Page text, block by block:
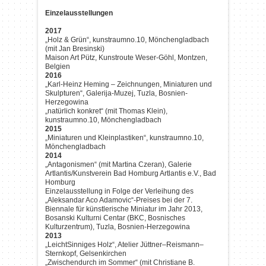
Einzelausstellungen
2017
„Holz & Grün“, kunstraumno.10, Mönchengladbach
(mit Jan Bresinski)
Maison Art Pütz, Kunstroute Weser-Göhl, Montzen,
Belgien
2016
„Karl-Heinz Heming – Zeichnungen, Miniaturen und
Skulpturen“, Galerija-Muzej, Tuzla, Bosnien-
Herzegowina
„natürlich konkret“ (mit Thomas Klein),
kunstraumno.10, Mönchengladbach
2015
„Miniaturen und Kleinplastiken“, kunstraumno.10,
Mönchengladbach
2014
„Antagonismen“ (mit Martina Czeran), Galerie
Artlantis/Kunstverein Bad Homburg Artlantis e.V., Bad
Homburg
Einzelausstellung in Folge der Verleihung des
„Aleksandar Aco Adamovic“-Preises bei der 7.
Biennale für künstlerische Miniatur im Jahr 2013,
Bosanski Kulturni Centar (BKC, Bosnisches
Kulturzentrum), Tuzla, Bosnien-Herzegowina
2013
„LeichtSinniges Holz“, Atelier Jüttner–Reismann–
Sternkopf, Gelsenkirchen
„Zwischendurch im Sommer“ (mit Christiane B.